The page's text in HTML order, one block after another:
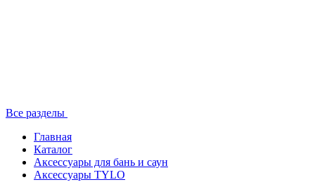
Все разделы
Главная
Каталог
Аксессуары для бань и саун
Аксессуары TYLO